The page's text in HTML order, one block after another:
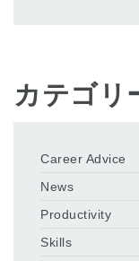
カテゴリ
Career Advice
News
Productivity
Skills